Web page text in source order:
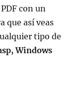
con un
que así veas
tipo de
Windows